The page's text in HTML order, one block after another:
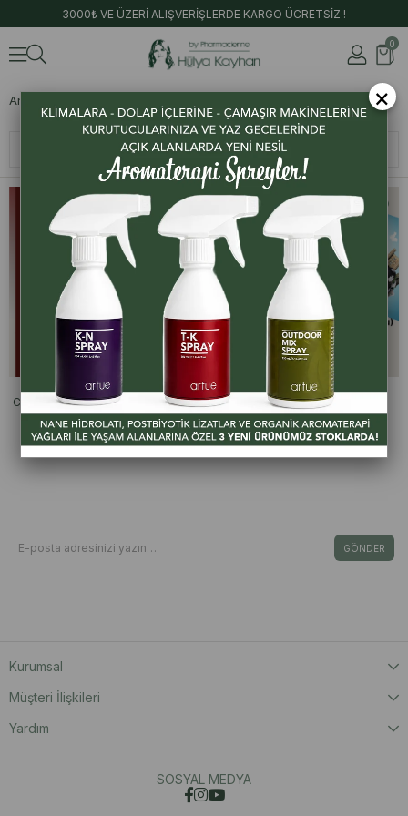
3000₺ VE ÜZERİ ALIŞVERİŞLERDE KARGO ÜCRETSİZ !
0
Anasayfa
Filtreleme
Sıralama
DİĞER TÜM KATEGORİLER
CPD-TIBBİ AROMATERAPİ EĞİTİMİ
₺379.904,00
DİĞER TÜM KATEGORİLER
IFPA AROMATERAPİ EĞİTİMİ
₺379.904,00
GÖNDER
Kurumsal
Müşteri İlişkileri
Yardım
SOSYAL MEDYA
×